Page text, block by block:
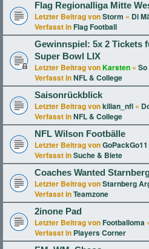
Flag Regionalliga Mitte
Letzter Beitrag vonStorm « Di
Verfasst in Flag Football
Gewinnspiel: 5x 2 Tickets
Super Bowl LIX
Letzter Beitrag vonKarsten «
Verfasst inNFL & College
Saisonrückblick
Letzter Beitrag vonkilian_nfl «
Verfasst inNFL & College
NFL Wilson Footbälle
Letzter Beitrag vonGoPackGo11
Verfasst inSuche & Biete
Coaches Wanted
Letzter Beitrag vonStarnberg
Verfasst inTeamzone
2inone Pad
Letzter Beitrag von Footballoma
Verfasst in Players Corner